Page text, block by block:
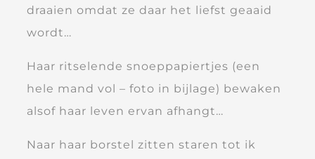
draaien omdat ze daar het liefst geaaid
wordt…
Haar ritselende snoeppapiertjes (een
hele mand vol – foto in bijlage) bewaken
alsof haar leven ervan afhangt…
Naar haar borstel zitten staren tot ik